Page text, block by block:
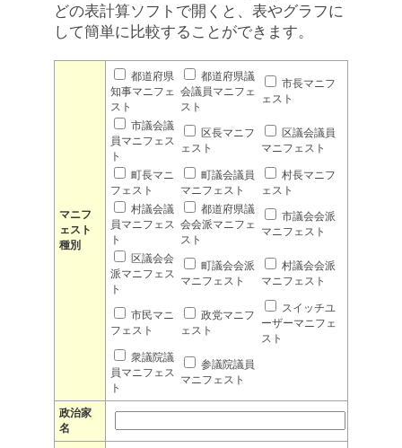
どの表計算ソフトで開くと、表やグラフに
して簡単に比較することができます。
マニフ
ェスト
種別
都道府県
知事マニフェ
スト
都道府県議
会議員マニフェ
スト
市長マニフ
ェスト
市議会議
員マニフェス
ト
区長マニフ
ェスト
区議会議員
マニフェスト
町長マニ
フェスト
町議会議員
マニフェスト
村長マニフ
ェスト
村議会議
員マニフェス
ト
都道府県議
会会派マニフェ
スト
市議会会派
マニフェスト
区議会会
派マニフェス
ト
町議会会派
マニフェスト
村議会会派
マニフェスト
市民マニ
フェスト
政党マニフ
ェスト
スイッチユ
ーザーマニフェ
スト
衆議院議
員マニフェス
ト
参議院議員
マニフェスト
政治家
名